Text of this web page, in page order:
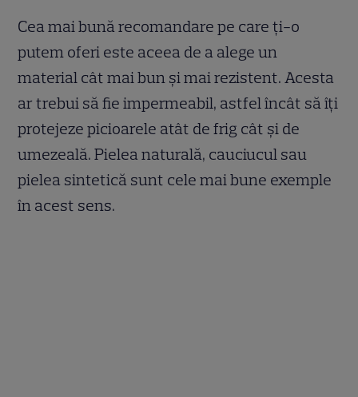
Cea mai bună recomandare pe care ți-o
putem oferi este aceea de a alege un
material cât mai bun și mai rezistent. Acesta
ar trebui să fie impermeabil, astfel încât să îți
protejeze picioarele atât de frig cât și de
umezeală. Pielea naturală, cauciucul sau
pielea sintetică sunt cele mai bune exemple
în acest sens.